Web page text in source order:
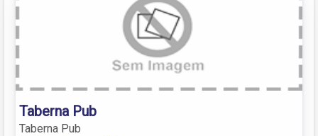
Taberna Pub
Taberna Pub